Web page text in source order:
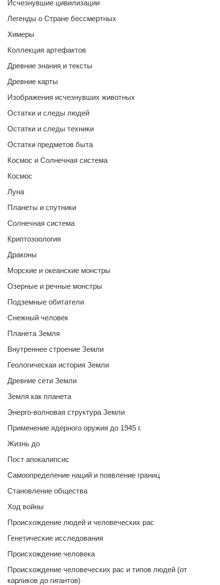
Исчезнувшие цивилизации
Легенды о Стране бессмертных
Химеры
Коллекция артефактов
Древние знания и тексты
Древние карты
Изображения исчезнувших животных
Остатки и следы людей
Остатки и следы техники
Остатки предметов быта
Космос и Солнечная система
Космос
Луна
Планеты и спутники
Солнечная система
Криптозоология
Драконы
Морские и океанские монстры
Озерные и речные монстры
Подземные обитатели
Снежный человек
Планета Земля
Внутреннее строение Земли
Геологическая история Земли
Древние сети Земли
Земля как планета
Энерго-волновая структура Земли
Применение ядерного оружия до 1945 г.
Жизнь до
Пост апокалипсис
Самоопределение наций и появление границ
Становление общества
Ход войны
Происхождение людей и человеческих рас
Генетические исследования
Происхождение человека
Происхождение человеческих рас и типов людей (от
карликов до гигантов)